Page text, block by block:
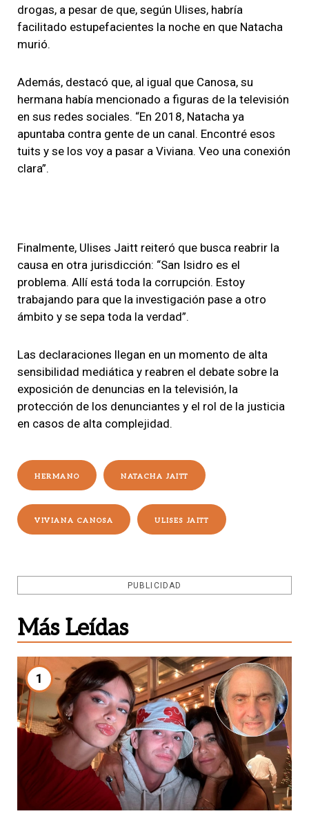
drogas, a pesar de que, según Ulises, habría
facilitado estupefacientes la noche en que Natacha
murió.
Además, destacó que, al igual que Canosa, su
hermana había mencionado a figuras de la televisión
en sus redes sociales. “En 2018, Natacha ya
apuntaba contra gente de un canal. Encontré esos
tuits y se los voy a pasar a Viviana. Veo una conexión
clara”.
Finalmente, Ulises Jaitt reiteró que busca reabrir la
causa en otra jurisdicción: “San Isidro es el
problema. Allí está toda la corrupción. Estoy
trabajando para que la investigación pase a otro
ámbito y se sepa toda la verdad”.
Las declaraciones llegan en un momento de alta
sensibilidad mediática y reabren el debate sobre la
exposición de denuncias en la televisión, la
protección de los denunciantes y el rol de la justicia
en casos de alta complejidad.
HERMANO NATACHA JAITT
VIVIANA CANOSA ULISES JAITT
PUBLICIDAD
Más Leídas
1